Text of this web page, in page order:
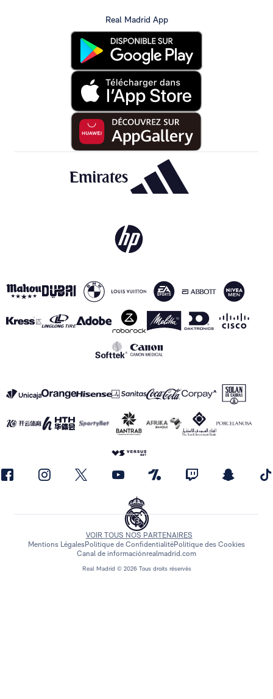
Real Madrid App
Real Madrid © 2026 Tous droits réservés
VOIR TOUS NOS PARTENAIRES
Mentions LégalesPolitique de ConfidentialitéPolitique des Cookies
Canal de informaciónrealmadrid.com